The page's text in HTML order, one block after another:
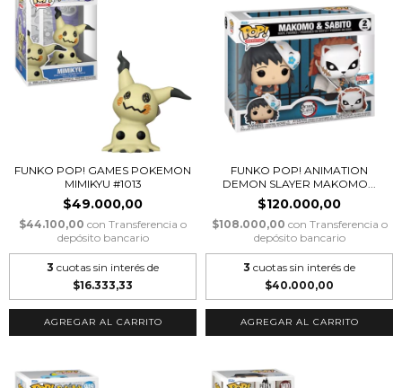
FUNKO POP! GAMES POKEMON
MIMIKYU #1013
$49.000,00
$44.100,00 con Transferencia o
depósito bancario
3 cuotas sin interés de
$16.333,33
FUNKO POP! ANIMATION
DEMON SLAYER MAKOMO...
$120.000,00
$108.000,00 con Transferencia o
depósito bancario
3 cuotas sin interés de
$40.000,00